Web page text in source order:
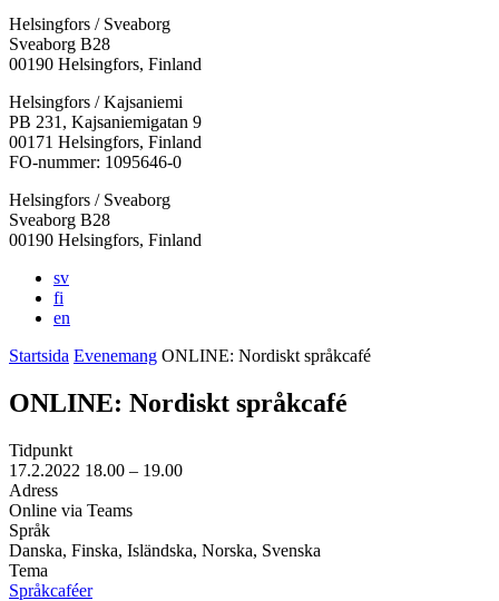
Helsingfors / Sveaborg
Sveaborg B28
00190 Helsingfors, Finland
Facebook:
Öppnas
i
en
flik
Instagram:
Öppnas
i
en
flik
TikTok:
Öppnas
i
en
flik
Youtube:
Öppnas
i
en
flik
Vimeo:
Öppnas
i
en
flik
Helsingfors / Kajsaniemi
PB 231, Kajsaniemigatan 9
00171 Helsingfors, Finland
FO-nummer: 1095646-0
Helsingfors / Sveaborg
Sveaborg B28
00190 Helsingfors, Finland
sv
fi
en
Startsida Evenemang ONLINE: Nordiskt språkcafé
ONLINE: Nordiskt språkcafé
Tidpunkt
17.2.2022 18.00 – 19.00
Adress
Online via Teams
Språk
Danska, Finska, Isländska, Norska, Svenska
Tema
Språkcaféer